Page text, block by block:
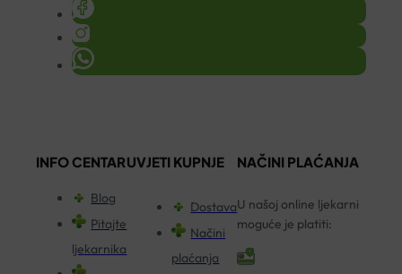
INFO CENTAR
Blog
Pitajte
ljekarnika
UVJETI KUPNJE
Dostava
Načini
plaćanja
NAČINI PLAĆANJA
U našoj online ljekarni
moguće je platiti: